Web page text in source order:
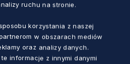
biznesu. Z powodu
są teraz
ruchu na stronie.
korzystania z naszej
w obszarach mediów
oraz analizy danych.
te informacje z innymi danymi